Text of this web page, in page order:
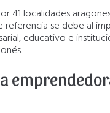
41 localidades
referencia se debe al
educativo e